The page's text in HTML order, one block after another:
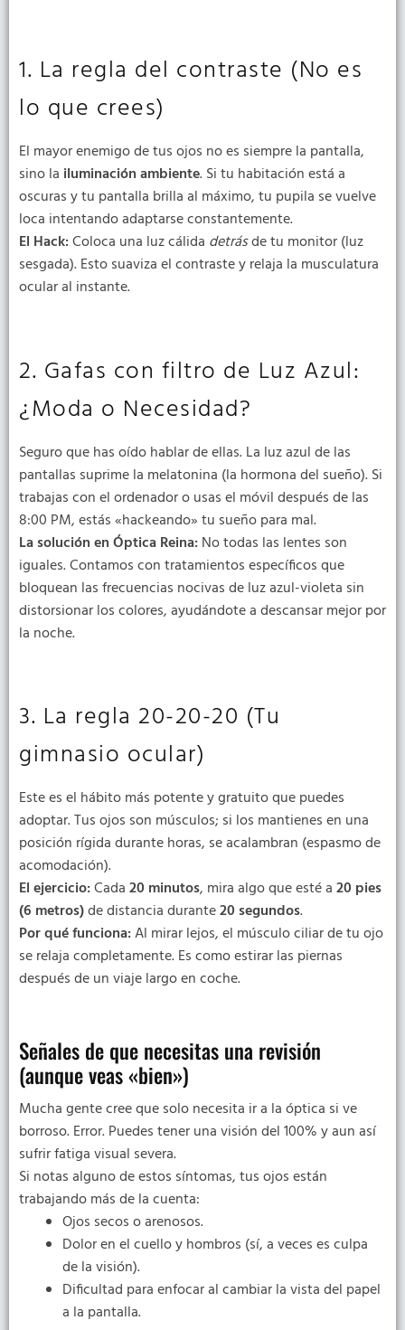
1. La regla del contraste (No es
lo que crees)
El mayor enemigo de tus ojos no es siempre la pantalla,
sino la iluminación ambiente. Si tu habitación está a
oscuras y tu pantalla brilla al máximo, tu pupila se vuelve
loca intentando adaptarse constantemente.
El Hack:Coloca una luz cálida detrásde tu monitor (luz
sesgada). Esto suaviza el contraste y relaja la musculatura
ocular al instante.
2. Gafas con filtro de Luz Azul:
¿Moda o Necesidad?
Seguro que has oído hablar de ellas. La luz azul de las
pantallas suprime la melatonina (la hormona del sueño). Si
trabajas con el ordenador o usas el móvil después de las
8:00 PM, estás «hackeando» tu sueño para mal.
La solución en Óptica Reina:No todas las lentes son
iguales. Contamos con tratamientos específicos que
bloquean las frecuencias nocivas de luz azul-violeta sin
distorsionar los colores, ayudándote a descansar mejor por
la noche.
3. La regla 20-20-20 (Tu
gimnasio ocular)
Este es el hábito más potente y gratuito que puedes
adoptar. Tus ojos son músculos; si los mantienes en una
posición rígida durante horas, se acalambran (espasmo de
acomodación).
El ejercicio:Cada20 minutos, mira algo que esté a20 pies
(6 metros)de distancia durante20 segundos.
Por qué funciona:Al mirar lejos, el músculo ciliar de tu ojo
se relaja completamente. Es como estirar las piernas
después de un viaje largo en coche.
Señales de que necesitas una revisión
(aunque veas «bien»)
Mucha gente cree que solo necesita ir a la óptica si ve
borroso. Error. Puedes tener una visión del 100% y aun así
sufrir fatiga visual severa.
Si notas alguno de estos síntomas, tus ojos están
trabajando más de la cuenta:
Ojos secos o arenosos.
Dolor en el cuello y hombros (sí, a veces es culpa
de la visión).
Dificultad para enfocar al cambiar la vista del papel
a la pantalla.